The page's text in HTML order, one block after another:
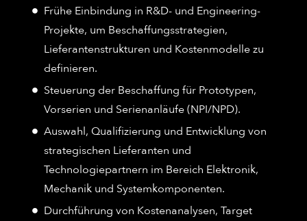
Frühe Einbindung in R&D- und Engineering-
Projekte, um Beschaffungsstrategien,
Lieferantenstrukturen und Kostenmodelle zu
definieren.
Steuerung der Beschaffung für Prototypen,
Vorserien und Serienanläufe (NPI/NPD).
Auswahl, Qualifizierung und Entwicklung von
strategischen Lieferanten und
Technologiepartnern im Bereich Elektronik,
Mechanik und Systemkomponenten.
Durchführung von Kostenanalysen, Target